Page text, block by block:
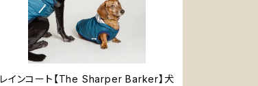
レインコート【The Sharper Barker】犬